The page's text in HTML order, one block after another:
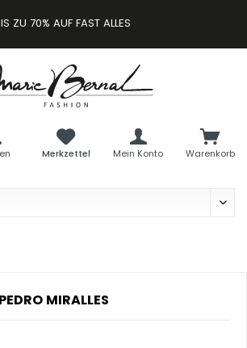
ZU 70% AUF FAST ALLES
Warenkorb
Merkzettel Mein Konto
MIRALLES